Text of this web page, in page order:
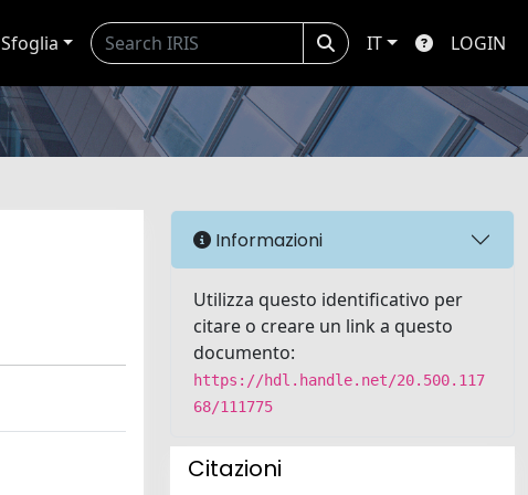
Sfoglia IT LOGIN
Informazioni
Utilizza questo identificativo per
citare o creare un link a questo
documento:
https://hdl.handle.net/20.500.117
68/111775
Citazioni